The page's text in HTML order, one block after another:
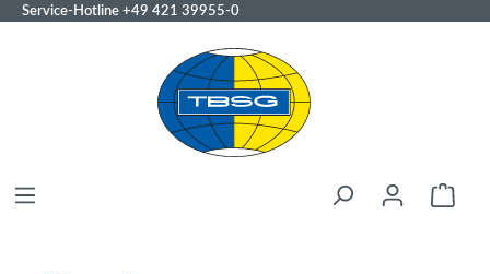
Service-Hotline +49 421 39955-0